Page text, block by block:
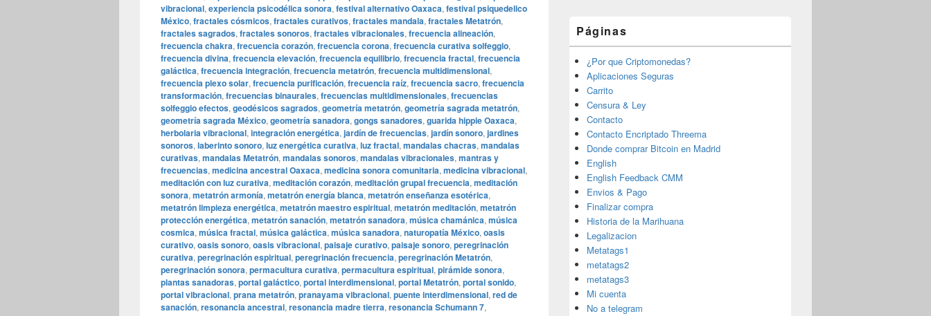
vibracional, experiencia psicodélica sonora, festival alternativo Oaxaca, festival psiquedelico
México, fractales cósmicos, fractales curativos, fractales mandala, fractales Metatrón,
fractales sagrados, fractales sonoros, fractales vibracionales, frecuencia alineación,
frecuencia chakra, frecuencia corazón, frecuencia corona, frecuencia curativa solfeggio,
frecuencia divina, frecuencia elevación, frecuencia equilibrio, frecuencia fractal, frecuencia
galáctica, frecuencia integración, frecuencia metatrón, frecuencia multidimensional,
frecuencia plexo solar, frecuencia purificación, frecuencia raíz, frecuencia sacro, frecuencia
transformación, frecuencias binaurales, frecuencias multidimensionales, frecuencias
solfeggio efectos, geodésicos sagrados, geometría metatrón, geometría sagrada metatrón,
geometría sagrada México, geometría sanadora, gongs sanadores, guarida hippie Oaxaca,
herbolaria vibracional, integración energética, jardín de frecuencias, jardín sonoro, jardines
sonoros, laberinto sonoro, luz energética curativa, luz fractal, mandalas chacras, mandalas
curativas, mandalas Metatrón, mandalas sonoros, mandalas vibracionales, mantras y
frecuencias, medicina ancestral Oaxaca, medicina sonora comunitaria, medicina vibracional,
meditación con luz curativa, meditación corazón, meditación grupal frecuencia, meditación
sonora, metatrón armonía, metatrón energía blanca, metatrón enseñanza esotérica,
metatrón limpieza energética, metatrón maestro espiritual, metatrón meditación, metatrón
protección energética, metatrón sanación, metatrón sanadora, música chamánica, música
cosmica, música fractal, música galáctica, música sanadora, naturopatía México, oasis
curativo, oasis sonoro, oasis vibracional, paisaje curativo, paisaje sonoro, peregrinación
curativa, peregrinación espiritual, peregrinación frecuencia, peregrinación Metatrón,
peregrinación sonora, permacultura curativa, permacultura espiritual, pirámide sonora,
plantas sanadoras, portal galáctico, portal interdimensional, portal Metatrón, portal sonido,
portal vibracional, prana metatrón, pranayama vibracional, puente interdimensional, red de
sanación, resonancia ancestral, resonancia madre tierra, resonancia Schumann 7,
Páginas
¿Por que Criptomonedas?
Aplicaciones Seguras
Carrito
Censura & Ley
Contacto
Contacto Encriptado Threema
Donde comprar Bitcoin en Madrid
English
English Feedback CMM
Envios & Pago
Finalizar compra
Historia de la Marihuana
Legalizacion
Metatags1
metatags2
metatags3
Mi cuenta
No a telegram